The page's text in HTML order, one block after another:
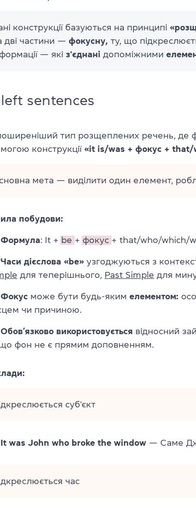
конструкції базуються на принципі
дві частини — фокусну, ту, що
— які з'єднані допоміжними
sentences
тип розщеплених речень, де
конструкції «it is/was + фокус + that/
мета — виділити один елемент,
побудови:
Формула: It + be + фокус + that/who/which/
Часи дієслова «be» узгоджуються з
для теперішнього, Past Simple для
Фокус може бути будь-яким елементом:
чи причиною.
Обов’язково використовується відносний
фон не є прямим доповненням.
суб'єкт
It was John who broke the window — Саме
час